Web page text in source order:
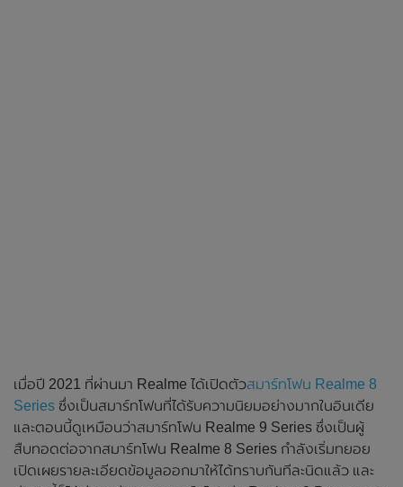
เมื่อปี 2021 ที่ผ่านมา Realme ได้เปิดตัวสมาร์ทโฟน Realme 8
Series ซึ่งเป็นสมาร์ทโฟนที่ได้รับความนิยมอย่างมากในอินเดีย
และตอนนี้ดูเหมือนว่าสมาร์ทโฟน Realme 9 Series ซึ่งเป็นผู้
สืบทอดต่อจากสมาร์ทโฟน Realme 8 Series กำลังเริ่มทยอย
เปิดเผยรายละเอียดข้อมูลออกมาให้ได้ทราบกันทีละนิดแล้ว และ